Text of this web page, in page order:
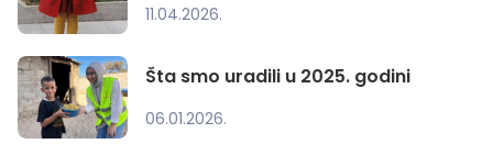
11.04.2026.
Šta smo uradili u 2025. godini
06.01.2026.